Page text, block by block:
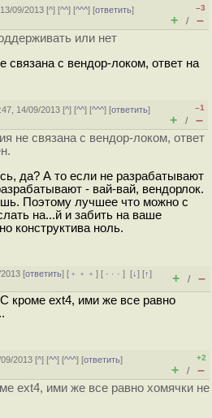
09/2013 [^] [^^] [^^^] [ответить]
–3
+ / –
или нет
связана с вендор-локом, ответ на
14/09/2013 [^] [^^] [^^^] [ответить]
–1
+ / –
не связана с вендор-локом, ответ
да? А то если не разрабатывают
- вай-вай, вендорлок.
Поэтому лучшее что можно с
на...й и забить на ваше
конструктива ноль.
[ответить] [ ﹢﹢﹢] [ · · ·][↓] [↑]
+ / –
кроме ext4, ими же все равно
2013 [^] [^^] [^^^] [ответить]
+2
+ / –
ext4, ими же все равно хомячки не